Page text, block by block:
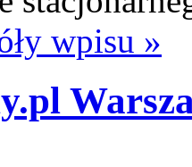
wpisu »